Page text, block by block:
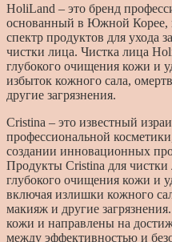
HoliLand – это бренд
основанный в Южной Корее,
спектр продуктов для ухода
чистки лица. Чистка лица
глубокого очищения кожи и
избыток кожного сала,
другие загрязнения.
Cristina – это известный
профессиональной
создании инновационных
Продукты Cristina для чистки
глубокого очищения кожи и
включая излишки кожного
макияж и другие
кожи и направлены на
между эффективностью и